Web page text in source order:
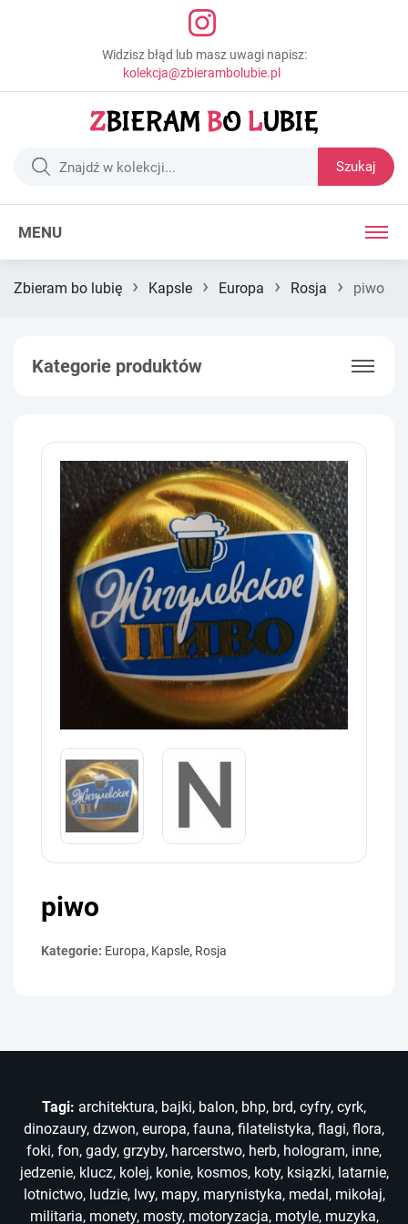
Widzisz błąd lub masz uwagi napisz:
kolekcja@zbierambolubie.pl
Szukaj
MENU
Zbieram bo lubię › Kapsle › Europa › Rosja › piwo
Kategorie produktów
piwo
Kategorie: Europa, Kapsle, Rosja
Tagi: architektura, bajki, balon, bhp, brd, cyfry, cyrk,
dinozaury, dzwon, europa, fauna, filatelistyka, flagi, flora,
foki, fon, gady, grzyby, harcerstwo, herb, hologram, inne,
jedzenie, klucz, kolej, konie, kosmos, koty, ksiązki, latarnie,
lotnictwo, ludzie, lwy, mapy, marynistyka, medal, mikołaj,
militaria, monety, mosty, motoryzacja, motyle, muzyka,